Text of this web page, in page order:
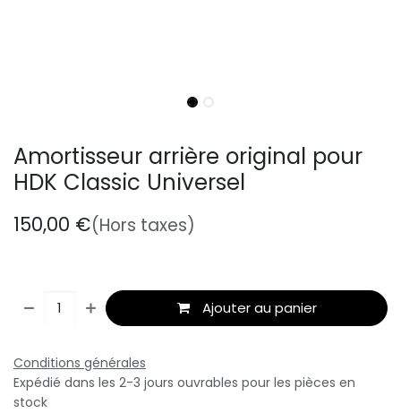
Amortisseur arrière original pour
HDK Classic Universel
150,00 €(Hors taxes)
Ajouter au panier
Conditions générales
Expédié dans les 2-3 jours ouvrables pour les pièces en
stock